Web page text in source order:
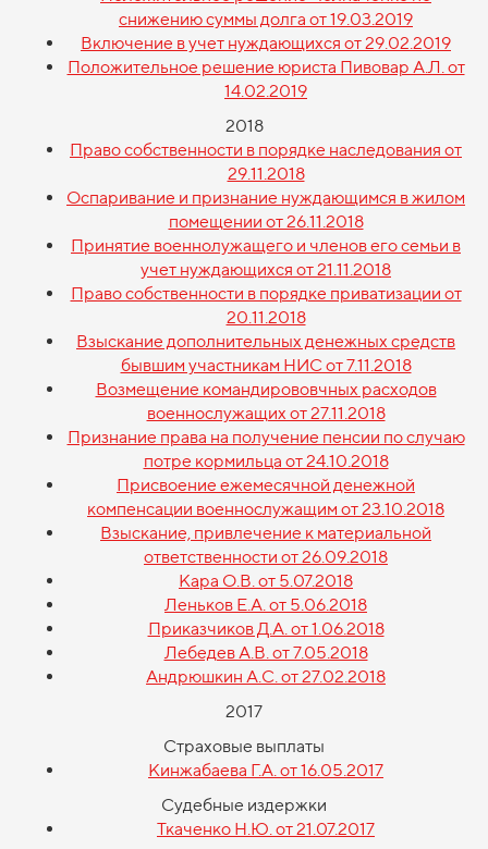
снижению суммы долга от 19.03.2019
Включение в учет нуждающихся от 29.02.2019
Положительное решение юриста Пивовар А.Л. от
14.02.2019
2018
Право собственности в порядке наследования от
29.11.2018
Оспаривание и признание нуждающимся в жилом
помещении от 26.11.2018
Принятие военнолужащего и членов его семьи в
учет нуждающихся от 21.11.2018
Право собственности в порядке приватизации от
20.11.2018
Взыскание дополнительных денежных средств
бывшим участникам НИС от 7.11.2018
Возмещение командирововчных расходов
военнослужащих от 27.11.2018
Признание права на получение пенсии по случаю
потре кормильца от 24.10.2018
Присвоение ежемесячной денежной
компенсации военнослужащим от 23.10.2018
Взыскание, привлечение к материальной
ответственности от 26.09.2018
Кара О.В. от 5.07.2018
Леньков Е.А. от 5.06.2018
Приказчиков Д.А. от 1.06.2018
Лебедев А.В. от 7.05.2018
Андрюшкин А.С. от 27.02.2018
2017
Страховые выплаты
Кинжабаева Г.А. от 16.05.2017
Судебные издержки
Ткаченко Н.Ю. от 21.07.2017